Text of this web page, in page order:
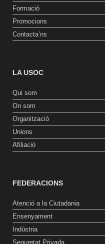
Formació
Promocions
Contacta’ns
LA USOC
Qui som
On som
Organització
Unions
Afiliació
FEDERACIONS
Atenció a la Ciutadania
Ensenyament
Indústria
Seguretat Privada